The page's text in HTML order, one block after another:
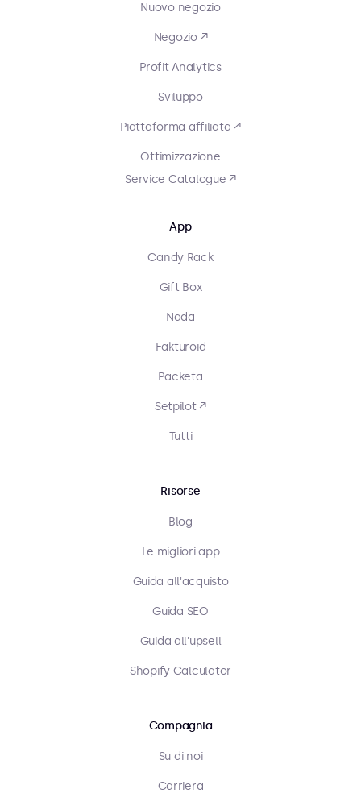
Nuovo negozio
Negozio ↗
Profit Analytics
Sviluppo
Piattaforma affiliata ↗
Ottimizzazione
Service Catalogue ↗
App
Candy Rack
Gift Box
Nada
Fakturoid
Packeta
Setpilot ↗
Tutti
Risorse
Blog
Le migliori app
Guida all'acquisto
Guida SEO
Guida all'upsell
Shopify Calculator
Compagnia
Su di noi
Carriera